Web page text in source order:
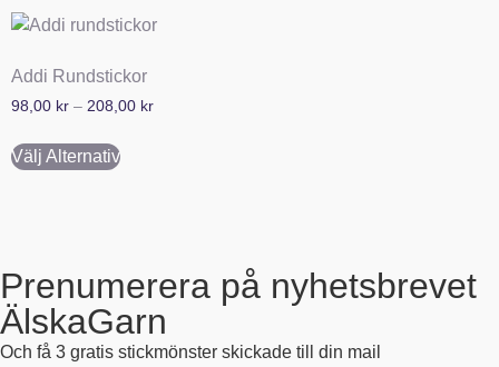
Addi Rundstickor
98,00 kr – 208,00 kr
Välj Alternativ
Prenumerera på nyhetsbrevet
ÄlskaGarn
Och få 3 gratis stickmönster skickade till din mail